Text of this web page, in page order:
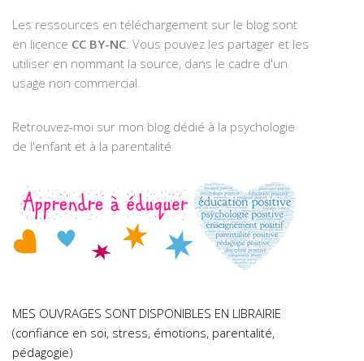
Les ressources en téléchargement sur le blog sont
en licence CC BY-NC . Vous pouvez les partager et les
utiliser en nommant la source, dans le cadre d'un
usage non commercial.
Retrouvez-moi sur mon blog dédié à la psychologie
de l'enfant et à la parentalité
MES OUVRAGES SONT DISPONIBLES EN LIBRAIRIE
(confiance en soi, stress, émotions, parentalité,
pédagogie)